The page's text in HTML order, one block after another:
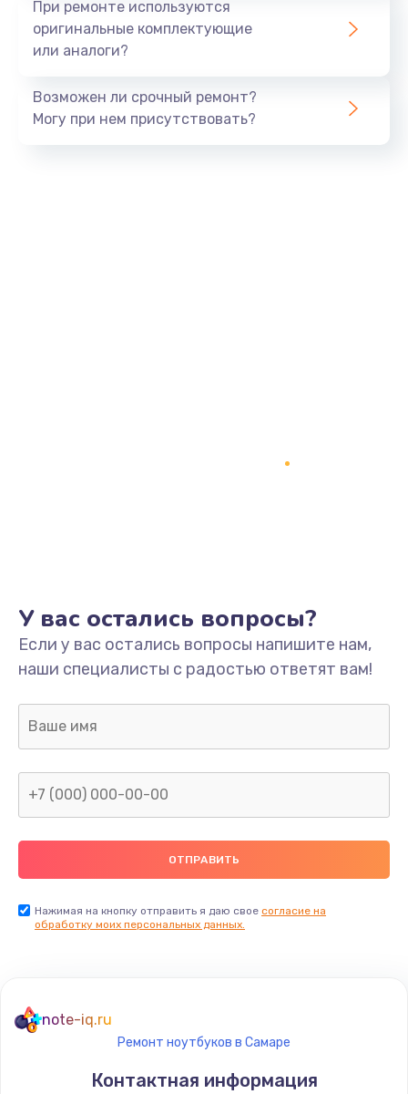
При ремонте используются
оригинальные комплектующие
или аналоги?
Возможен ли срочный ремонт?
Могу при нем присутствовать?
У вас остались вопросы?
Если у вас остались вопросы напишите нам,
наши специалисты с радостью ответят вам!
Нажимая на кнопку отправить я даю свое согласие на
обработку моих персональных данных.
note-iq.ru
Ремонт ноутбуков в Самаре
Контактная информация